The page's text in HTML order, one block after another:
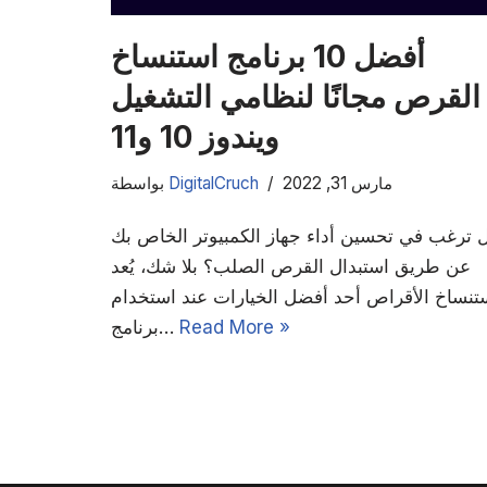
أفضل 10 برنامج استنساخ
القرص مجانًا لنظامي التشغيل
ويندوز 10 و11
DigitalCruch مارس 31, 2022
ترغب في تحسين أداء جهاز الكمبيوتر الخاص بك
عن طريق استبدال القرص الصلب؟ بلا شك، يُعد
الأقراص أحد أفضل الخيارات عند استخدام
برنامج… Read More »